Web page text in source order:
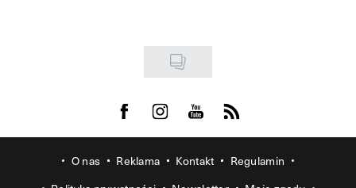
Visit us on Facebook
Visit us on Instagram
Visit us on Youtube
Visit us on Rss
O nas Reklama Kontakt
Regulamin